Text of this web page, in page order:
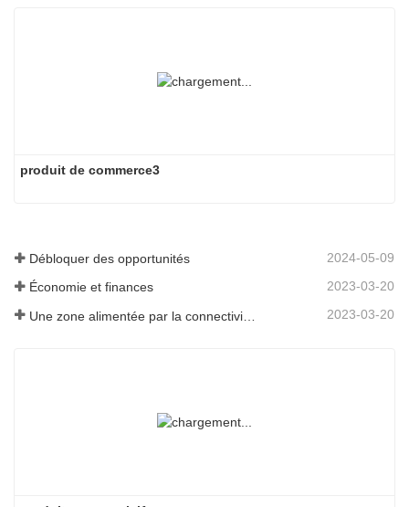
produit de commerce3
Débloquer des opportunités 2024-05-09
Économie et finances 2023-03-20
2023-03-20